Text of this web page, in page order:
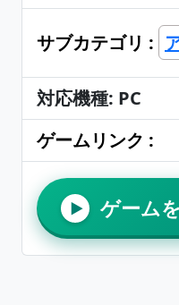
サブカテゴリ :
対応機種: PC
ゲームリンク :
▶ ゲーム